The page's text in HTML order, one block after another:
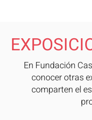
En Fundación
conocer otras
comparten el